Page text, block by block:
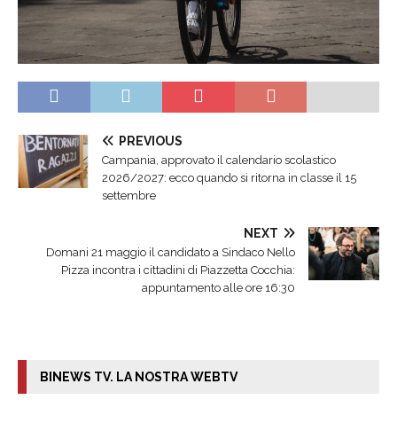
PREVIOUS
Campania, approvato il calendario scolastico
2026/2027: ecco quando si ritorna in classe il 15
settembre
NEXT
Domani 21 maggio il candidato a Sindaco Nello
Pizza incontra i cittadini di Piazzetta Cocchia:
appuntamento alle ore 16:30
BINEWS TV. LA NOSTRA WEBTV